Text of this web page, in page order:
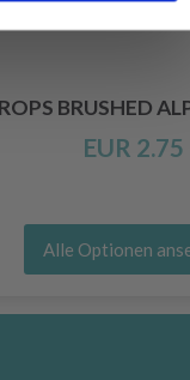
BRUSHED
EUR 2.75
Alle Optionen